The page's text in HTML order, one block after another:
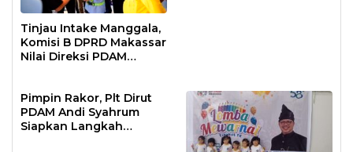
Tinjau Intake Manggala,
Komisi B DPRD Makassar
Nilai Direksi PDAM
Pimpin Rakor, Plt Dirut
PDAM Andi Syahrum
Siapkan Langkah